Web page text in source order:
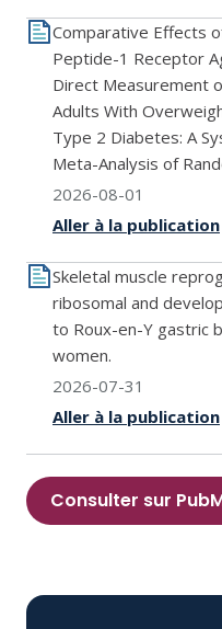
Comparative Effects
Peptide-1 Receptor
Direct Measurement
Adults With
Type 2 Diabetes: A
Meta-Analysis of
2026-08-01
Aller à la publication
Skeletal muscle
ribosomal and
to Roux-en-Y gastric
women.
2026-07-31
Aller à la publication
Consulter sur